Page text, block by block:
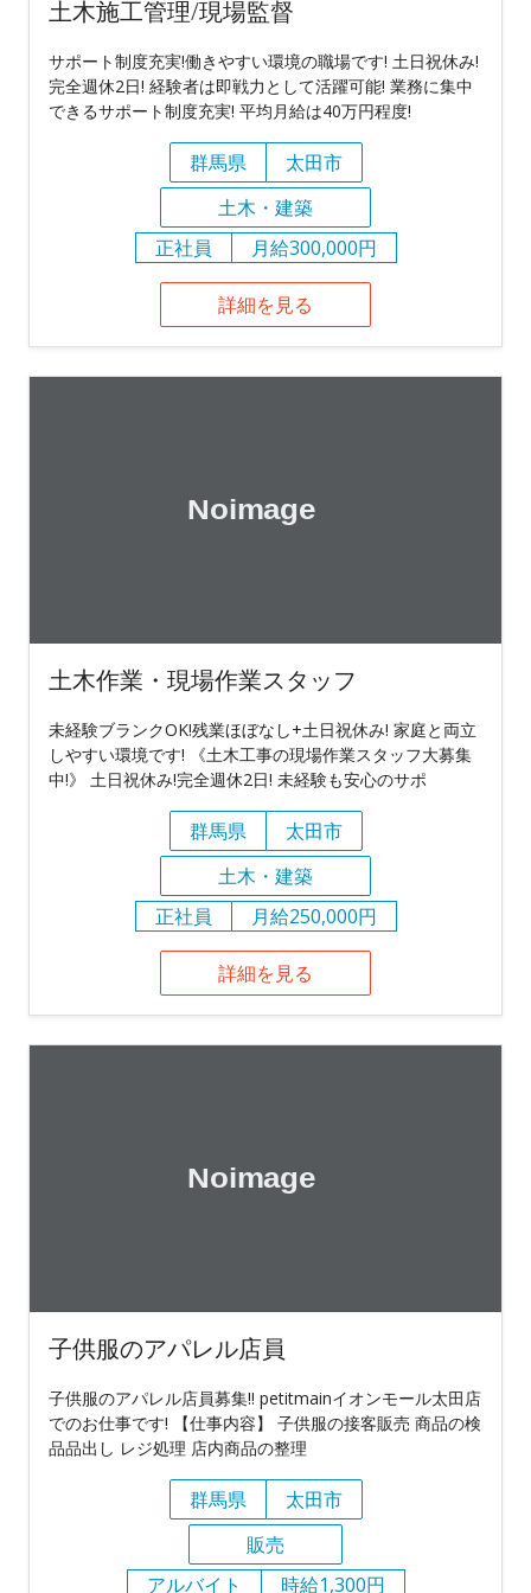
土木施工管理/現場監督
サポート制度充実!働きやすい環境の職場です! 土日祝休み!
完全週休2日! 経験者は即戦力として活躍可能! 業務に集中
できるサポート制度充実! 平均月給は40万円程度!
群馬県
太田市
土木・建築
正社員
月給300,000円
詳細を見る
土木作業・現場作業スタッフ
未経験ブランクOK!残業ほぼなし+土日祝休み! 家庭と両立
しやすい環境です! 《土木工事の現場作業スタッフ大募集
中!》 土日祝休み!完全週休2日! 未経験も安心のサポ
群馬県
太田市
土木・建築
正社員
月給250,000円
詳細を見る
子供服のアパレル店員
子供服のアパレル店員募集!! petitmainイオンモール太田店
でのお仕事です! 【仕事内容】 子供服の接客販売 商品の検
品品出し レジ処理 店内商品の整理
群馬県
太田市
販売
アルバイト
時給1,300円